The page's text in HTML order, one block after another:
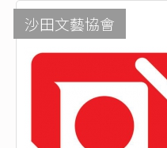
沙田文藝協會